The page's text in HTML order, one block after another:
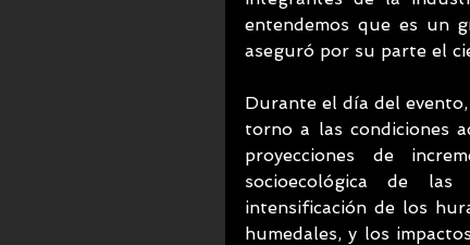
entendemos que es un
aseguró por su parte el
Durante el día del
torno a las condiciones
proyecciones de
socioecológica de
intensificación de los
humedales, y los